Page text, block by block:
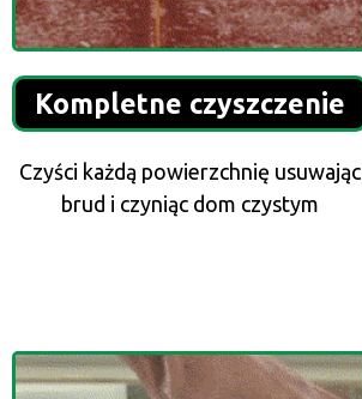
Kompletne czyszczenie
Czyści każdą powierzchnię usuwając
brud i czyniąc dom czystym